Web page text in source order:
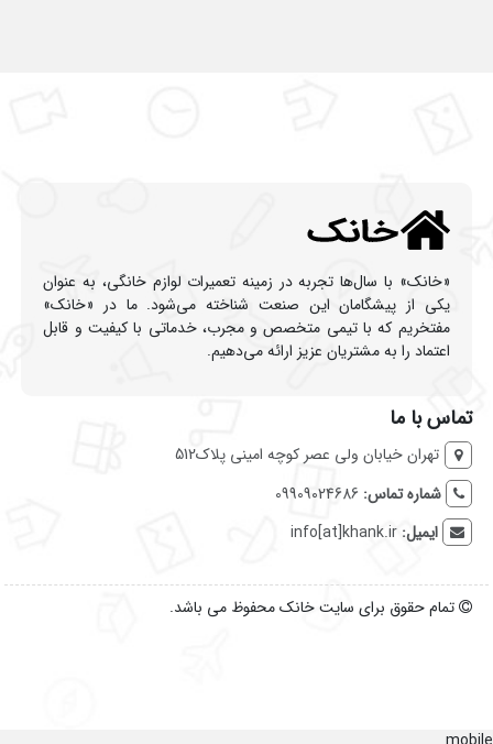
«خانک» با سال‌ها تجربه در زمینه تعمیرات لوازم خانگی، به عنوان
یکی از پیشگامان این صنعت شناخته می‌شود. ما در «خانک»
مفتخریم که با تیمی متخصص و مجرب، خدماتی با کیفیت و قابل
اعتماد را به مشتریان عزیز ارائه می‌دهیم.
تماس با ما
تهران خیابان ولی عصر کوچه امینی پلاک512
شماره تماس: 09909024686
ایمیل:info[at]khank.ir
تمام حقوق برای سایت خانک محفوظ می باشد.